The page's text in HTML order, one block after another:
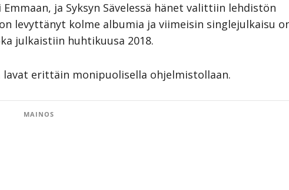
ja Syksyn Sävelessä hänet valittiin lehdistön
levyttänyt kolme albumia ja viimeisin singlejulkaisu
julkaistiin huhtikuusa 2018.
erittäin monipuolisella ohjelmistollaan.
MAINOS